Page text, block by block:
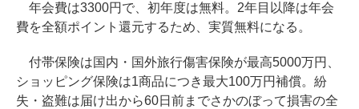
年会費は3300円で、初年度は無料。2年目以降は年会
費を全額ポイント還元するため、実質無料になる。
付帯保険は国内・国外旅行傷害保険が最高5000万円、
ショッピング保険は1商品につき最大100万円補償。紛
失・盗難は届け出から60日前までさかのぼって損害の全